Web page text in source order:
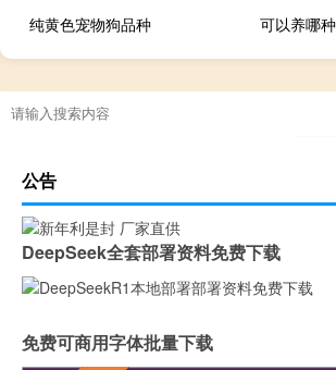
纯黄色宠物狗品种
可以养哪
公告
DeepSeek全套部署资料免费下载
免费可商用字体批量下载